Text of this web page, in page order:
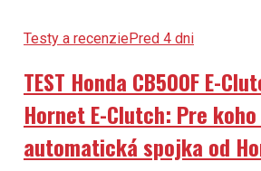
Testy a recenziePred 4 dni
TEST Honda CB500F E-
Hornet E-Clutch: Pre
automatická spojka od